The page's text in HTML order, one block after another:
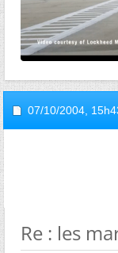
07/10/2004,
Re : les